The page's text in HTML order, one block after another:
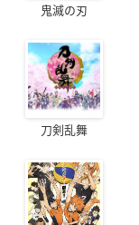
鬼滅の刃
刀剣乱舞